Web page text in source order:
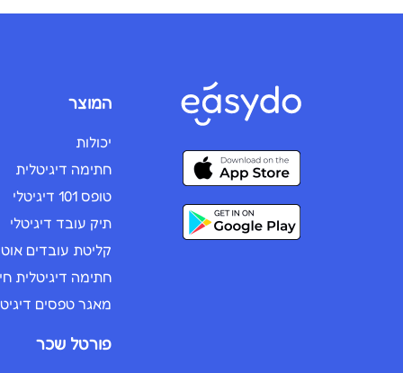
המוצר
יכולות
חתימה דיגיטלית
טופס 101 דיגיטלי
תיק עובד דיגיטלי
קליטת עובדים
חתימה דיגיטלית
מאגר טפסים
פורטל שכר